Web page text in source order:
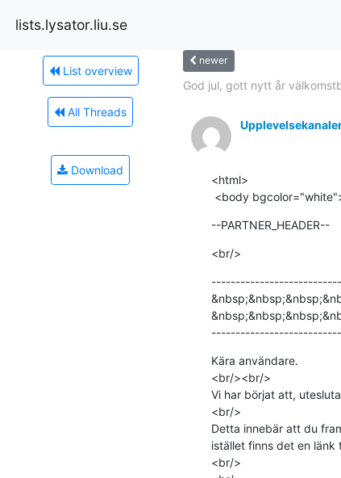
lists.lysator.liu.se
List overview
All Threads
Download
newer
God jul, gott nytt år
<html>
<body
--PARTNER_HEADER--
<br/>
Kära användare.
<br/><br/>
Vi har börjat att,
<br/>
Detta innebär att du
istället finns det en
<br/>